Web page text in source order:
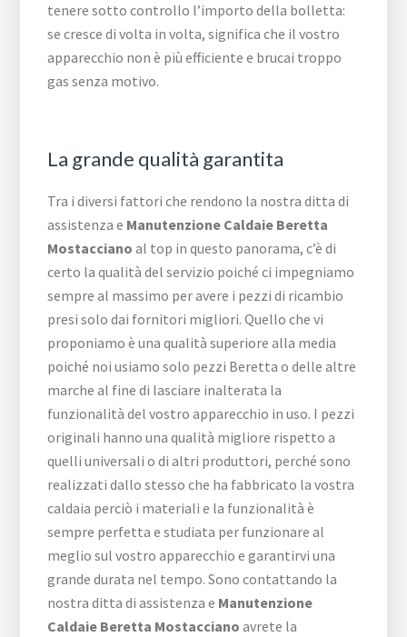
tenere sotto controllo l’importo della bolletta:
se cresce di volta in volta, significa che il vostro
apparecchio non è più efficiente e brucai troppo
gas senza motivo.
La grande qualità garantita
Tra i diversi fattori che rendono la nostra ditta di
assistenza e Manutenzione Caldaie Beretta
Mostacciano al top in questo panorama, c’è di
certo la qualità del servizio poiché ci impegniamo
sempre al massimo per avere i pezzi di ricambio
presi solo dai fornitori migliori. Quello che vi
proponiamo è una qualità superiore alla media
poiché noi usiamo solo pezzi Beretta o delle altre
marche al fine di lasciare inalterata la
funzionalità del vostro apparecchio in uso. I pezzi
originali hanno una qualità migliore rispetto a
quelli universali o di altri produttori, perché sono
realizzati dallo stesso che ha fabbricato la vostra
caldaia perciò i materiali e la funzionalità è
sempre perfetta e studiata per funzionare al
meglio sul vostro apparecchio e garantirvi una
grande durata nel tempo. Sono contattando la
nostra ditta di assistenza e Manutenzione
Caldaie Beretta Mostacciano avrete la